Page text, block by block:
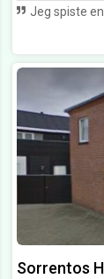
Jeg spiste
Sorrentos